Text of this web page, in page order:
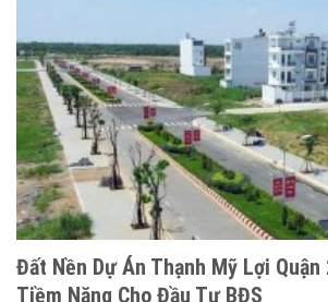
Đất Nền Dự Án Thạnh Mỹ Lợi
Tiềm Năng Cho Đầu Tư BĐS